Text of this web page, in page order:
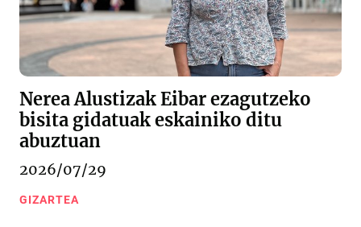
Nerea Alustizak Eibar ezagutzeko
bisita gidatuak eskainiko ditu
abuztuan
2026/07/29
GIZARTEA